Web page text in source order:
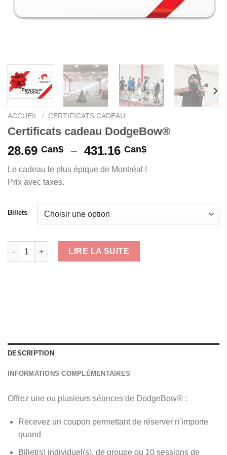
ACCUEIL / CERTIFICATS CADEAU
Certificats cadeau DodgeBow®
28.69 Can$ – 431.16 Can$Plage
prix :
431.16 Can$
Le cadeau le plus épique de Montréal !
Prix avec taxes.
Billets
quantité de Certificats cadeau DodgeBow®
LIRE LA SUITE
DESCRIPTION
INFORMATIONS COMPLÉMENTAIRES
Offrez une ou plusieurs séances de DodgeBow® :
Recevez un coupon permettant de réserver n’importe
quand
Billet(s) individuel(s), de groupe ou 10 sessions de